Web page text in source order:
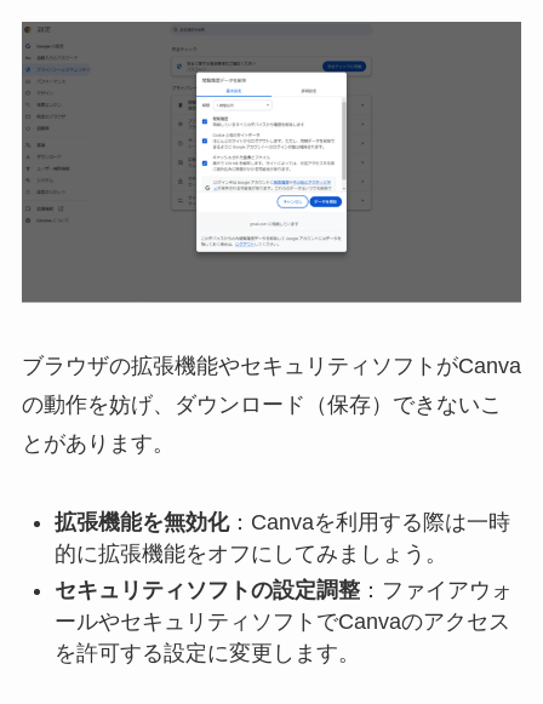
ブラウザの拡張機能やセキュリティソフトがCanva
の動作を妨げ、ダウンロード（保存）できないこ
とがあります。
拡張機能を無効化：Canvaを利用する際は一時
的に拡張機能をオフにしてみましょう。
セキュリティソフトの設定調整：ファイアウォ
ールやセキュリティソフトでCanvaのアクセス
を許可する設定に変更します。